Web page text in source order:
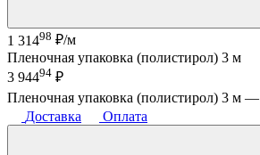
1 31498 ₽/м
Пленочная упаковка (полистирол) 3 м
3 94494 ₽
Пленочная упаковка (полистирол) 3 м —
Доставка
Оплата